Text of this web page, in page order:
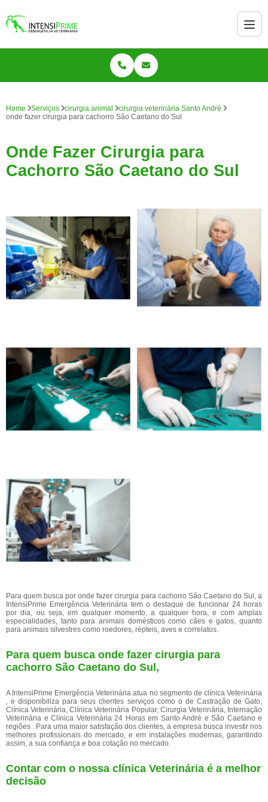
Home Serviços cirurgia animal
cirurgia veterinária Santo André
onde fazer cirurgia para cachorro São Caetano do Sul
Onde Fazer Cirurgia para
Cachorro São Caetano do Sul
Para quem busca por onde fazer cirurgia para cachorro São Caetano do Sul, a
IntensiPrime Emergência Veterinária tem o destaque de funcionar 24 horas
por dia, ou seja, em qualquer momento, a qualquer hora, e com amplas
especialidades, tanto para animais domésticos como cães e gatos, quanto
para animais silvestres como roedores, répteis, aves e correlatos.
Para quem busca onde fazer cirurgia para
cachorro São Caetano do Sul,
A IntensiPrime Emergência Veterinária atua no segmento de clínica Veterinária
, e disponibiliza para seus clientes serviços como o de Castração de Gato,
Clínica Veterinária, Clínica Veterinária Popular, Cirurgia Veterinária, Internação
Veterinária e Clínica Veterinária 24 Horas em Santo André e São Caetano e
regiões . Para uma maior satisfação dos clientes, a empresa busca investir nos
melhores profissionais do mercado, e em instalações modernas, garantindo
assim, a sua confiança e boa cotação no mercado.
Contar com o nossa clínica Veterinária é a melhor
decisão